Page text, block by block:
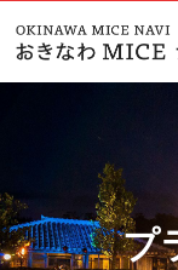
プ